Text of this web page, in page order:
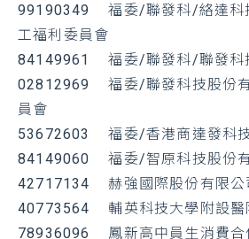
99190349 福委/聯發科/絡達科
工福利委員會
84149961 福委/聯發科/聯發科
02812969 福委/聯發科技股份
員會
53672603 福委/香港商達發科技
84149060 福委/智原科技股份
42717134 赫強國際股份有限公
40773564 輔英科技大學附設醫
78936096 鳳新高中員生消費合